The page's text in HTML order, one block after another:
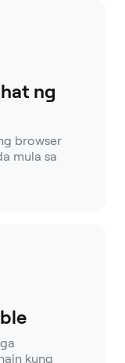
ng
browser
mula sa
kung